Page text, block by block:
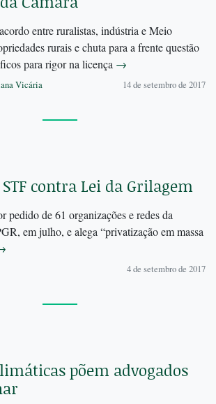
entre ruralistas, indústria e Meio
rurais e chuta para a frente questão
para rigor na licença →
Vicária 14 de setembro de 2017
contra Lei da Grilagem
pedido de 61 organizações e redes da
em julho, e alega “privatização em massa
4 de setembro de 2017
põem advogados